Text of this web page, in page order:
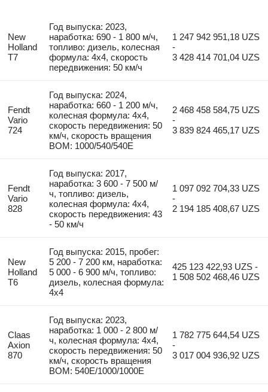
New
Holland
T7
Год выпуска: 2023,
наработка: 690 - 1 800 м/ч,
топливо: дизель, колесная
формула: 4x4, скорость
передвижения: 50 км/ч
1 247 942 951,18 UZS
-
3 428 414 701,04 UZS
Fendt
Vario
724
Год выпуска: 2024,
наработка: 660 - 1 200 м/ч,
колесная формула: 4x4,
скорость передвижения: 50
км/ч, скорость вращения
ВОМ: 1000/540/540E
2 468 458 584,75 UZS
-
3 839 824 465,17 UZS
Fendt
Vario
828
Год выпуска: 2017,
наработка: 3 600 - 7 500 м/
ч, топливо: дизель,
колесная формула: 4x4,
скорость передвижения: 43
- 50 км/ч
1 097 092 704,33 UZS
-
2 194 185 408,67 UZS
New
Holland
T6
Год выпуска: 2015, пробег:
5 200 - 7 200 км, наработка:
5 000 - 6 900 м/ч, топливо:
дизель, колесная формула:
4x4
425 123 422,93 UZS -
1 508 502 468,46 UZS
Claas
Axion
870
Год выпуска: 2023,
наработка: 1 000 - 2 800 м/
ч, колесная формула: 4x4,
скорость передвижения: 50
км/ч, скорость вращения
ВОМ: 540E/1000/1000E
1 782 775 644,54 UZS
-
3 017 004 936,92 UZS